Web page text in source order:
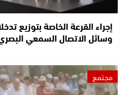
إجراء القرعة الخاصة بتوزيع
وسائل الاتصال السمعي
مجتمع